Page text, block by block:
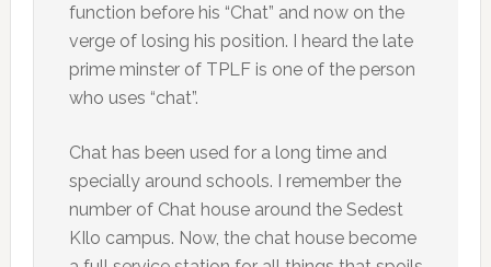
function before his “Chat” and now on the
verge of losing his position. I heard the late
prime minster of TPLF is one of the person
who uses “chat”.
Chat has been used for a long time and
specially around schools. I remember the
number of Chat house around the Sedest
KIlo campus. Now, the chat house become